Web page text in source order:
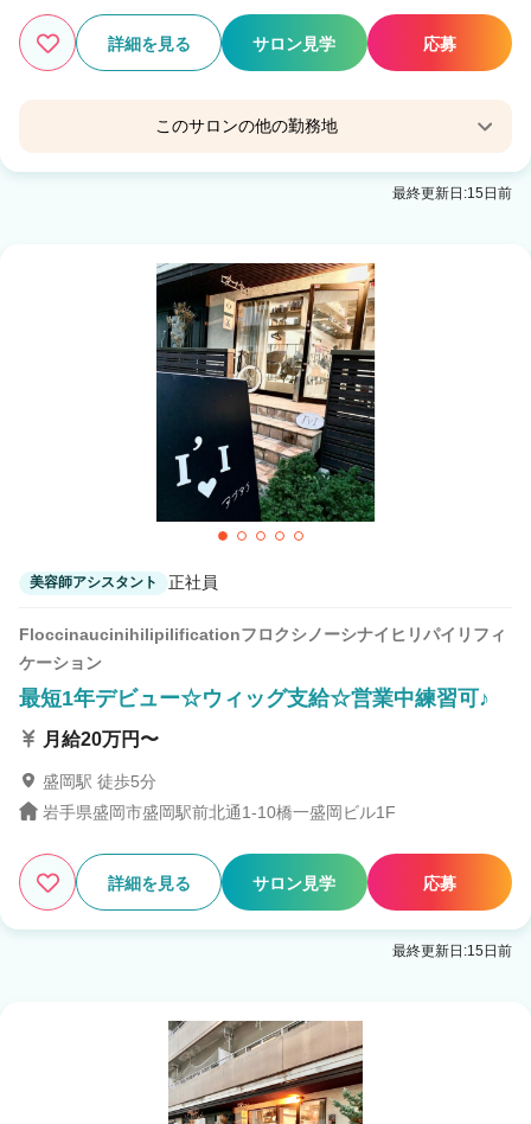
詳細を見る サロン見学 応募
このサロンの他の勤務地
QBハウスイオンモール盛岡店
最終更新日:15日前
美容師アシスタント 正社員
Floccinaucinihilipilificationフロクシノーシナイヒリパイリフィ
ケーション
最短1年デビュー☆ウィッグ支給☆営業中練習可♪
月給20万円〜
盛岡駅 徒歩5分
岩手県盛岡市盛岡駅前北通1-10橋一盛岡ビル1F
詳細を見る サロン見学 応募
最終更新日:15日前